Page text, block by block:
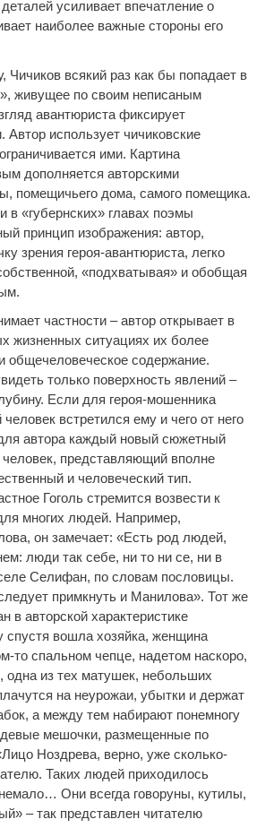
усиливает впечатление о
наиболее важные стороны его
Чичиков всякий раз как бы попадает в
живущее по своим неписаным
авантюриста фиксирует
использует чичиковские
ими. Картина
дополняется авторскими
помещичьего дома, самого помещика.
в «губернских» главах поэмы
принцип изображения: автор,
зрения героя-авантюриста, легко
«подхватывая» и обобщая
частности – автор открывает в
жизненных ситуациях их более
общечеловеческое содержание.
только поверхность явлений –
Если для героя-мошенника
встретился ему и чего от него
автора каждый новый сюжетный
человек, представляющий вполне
и человеческий тип.
Гоголь стремится возвести к
многих людей. Например,
он замечает: «Есть род людей,
люди так себе, ни то ни се, ни в
Селифан, по словам пословицы.
примкнуть и Манилова». Тот же
в авторской характеристике
спустя вошла хозяйка, женщина
то спальном чепце, надетом наскоро,
из тех матушек, небольших
на неурожаи, убытки и держат
а между тем набирают понемногу
мешочки, размещенные по
Ноздрева, верно, уже сколько-
Таких людей приходилось
Они всегда говоруны, кутилы,
– так представлен читателю